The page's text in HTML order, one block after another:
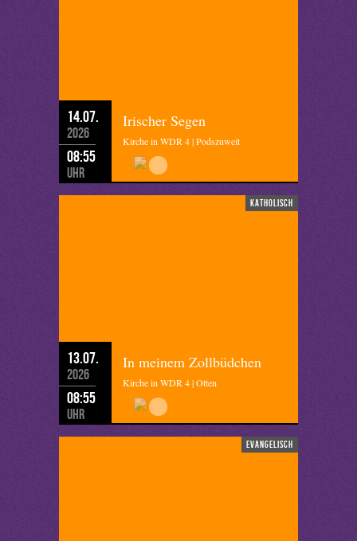
14.07.
2026
08:55
Uhr
Irischer Segen
Kirche in WDR 4 | Podszuweit
katholisch
13.07.
2026
08:55
Uhr
In meinem Zollbüdchen
Kirche in WDR 4 | Otten
evangelisch